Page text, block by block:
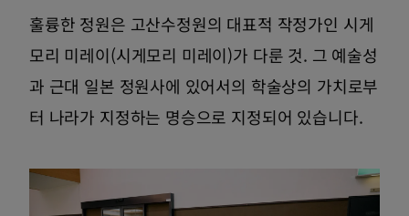
훌륭한 정원은 고산수정원의 대표적 작정가인 시게
모리 미레이(시게모리 미레이)가 다룬 것. 그 예술성
과 근대 일본 정원사에 있어서의 학술상의 가치로부
터 나라가 지정하는 명승으로 지정되어 있습니다.